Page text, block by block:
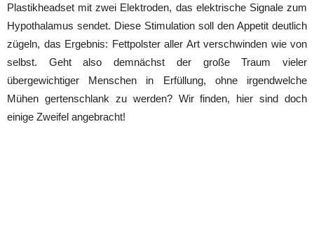
Plastikheadset mit zwei Elektroden, das elektrische Signale zum
Hypothalamus sendet. Diese Stimulation soll den Appetit deutlich
zügeln, das Ergebnis: Fettpolster aller Art verschwinden wie von
selbst. Geht also demnächst der große Traum vieler
übergewichtiger Menschen in Erfüllung, ohne irgendwelche
Mühen gertenschlank zu werden? Wir finden, hier sind doch
einige Zweifel angebracht!